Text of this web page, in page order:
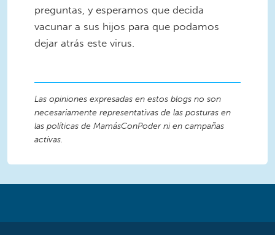
preguntas, y esperamos que decida
vacunar a sus hijos para que podamos
dejar atrás este virus.
Las opiniones expresadas en estos blogs no son
necesariamente representativas de las posturas en
las políticas de MamásConPoder ni en campañas
activas.